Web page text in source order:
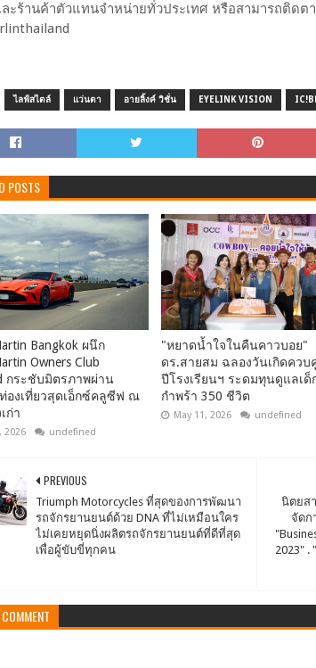
ะร้านค้าตัวแทนจำหน่ายทั่วประเทศ หรือสามารถติดต
ไลฟ์สไตล์ แว่นตา อายลิ้งค์ วิชั่น EYELINK VISION
POSTS
Bangkok ผนึก
Owners Club
กระชับมิตรภาพผ่าน
องเที่ยวสุดเอ็กซ์คลูซีฟ ณ
ก่า
2026 undefined
"หยาดน้ำใจในคืนคาวบอย"
ดร.สายสม ฉลองวันเกิดควบ
ปีโรงเรียนฯ ระดมทุนดูแลเด็
กำพร้า 350 ชีวิต
May 11, 2026 undefined
นิตยส
จัดก
2023" .
PREVIOUS
Triumph Motorcycles ที่สุดของการพัฒนา
รถจักรยานยนต์ด้วย DNA ที่ไม่เหมือนใคร
ไม่เคยหยุดนิ่งผลิตรถจักรยานยนต์ที่ดีที่สุด
เพื่อผู้ขับขี่ทุกคน